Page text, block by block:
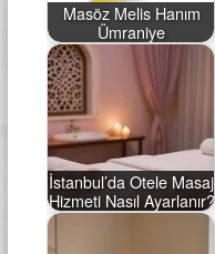
Masöz Melis Hanım
Ümraniye
İstanbul’da Otele Masaj
Hizmeti Nasıl Ayarlanır?